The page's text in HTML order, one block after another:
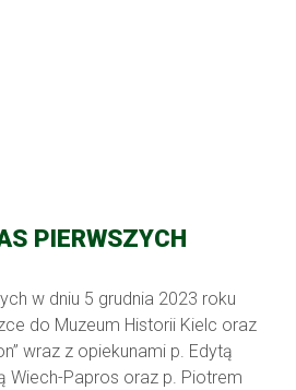
PIERWSZYCH
w dniu 5 grudnia 2023 roku
do Muzeum Historii Kielc oraz
wraz z opiekunami p. Edytą
Wiech-Papros oraz p. Piotrem